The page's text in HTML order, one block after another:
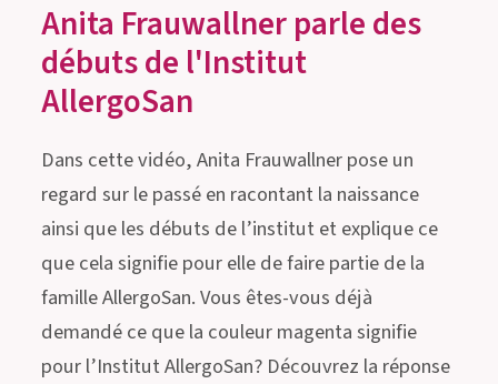
Anita Frauwallner parle des
débuts de l'Institut
AllergoSan
Dans cette vidéo, Anita Frauwallner pose un
regard sur le passé en racontant la naissance
ainsi que les débuts de l’institut et explique ce
que cela signifie pour elle de faire partie de la
famille AllergoSan. Vous êtes-vous déjà
demandé ce que la couleur magenta signifie
pour l’Institut AllergoSan? Découvrez la réponse